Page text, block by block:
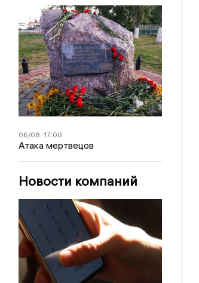
06/08 17:00
Атака мертвецов
Новости компаний